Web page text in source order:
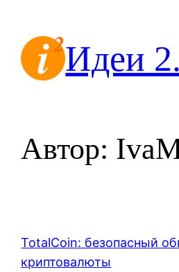
содержимомуИдеи
Автор:
TotalCoin: безопасный
криптовалюты